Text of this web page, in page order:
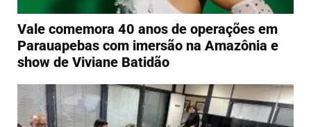
Vale comemora 40 anos de operações em
Parauapebas com imersão na Amazônia e
show de Viviane Batidão